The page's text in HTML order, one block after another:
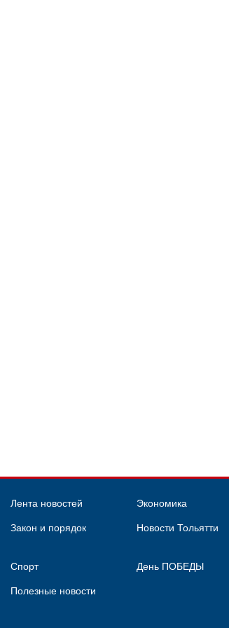
Лента новостей Экономика
Закон и порядок Новости Тольятти
Спорт День ПОБЕДЫ
Полезные новости